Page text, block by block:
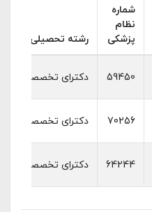
شماره
نظام
پزشکی
رشته تحصیلی
59450 دکترای تخصصی (Ph.D) سلامت دهان و دندانپزشکی اجتماعی|دکترای حرفه‌ای دندانپزشکی
70256 دکترای تخصصی (Ph.D) سلامت دهان و دندانپزشکی اجتماعی|دکترای حرفه‌ای دندانپزشکی
64244 دکترای تخصصی (Ph.D) سلامت دهان و دندانپزشکی اجتماعی|دکترای حرفه‌ای دندانپزشکی